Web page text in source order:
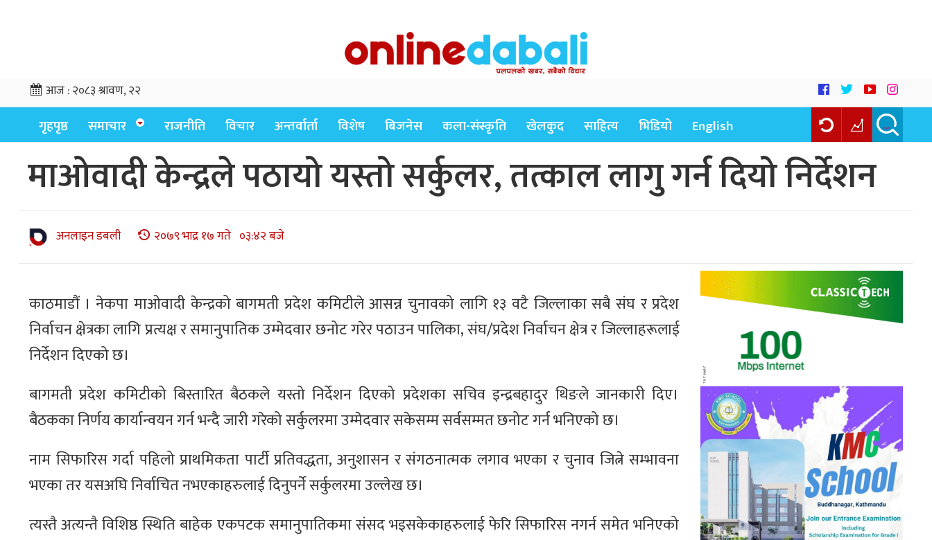
आज :२०८३ श्रावण, २२
गृहपृष्ठ समाचार राजनीति विचार अन्तर्वार्ता विशेष बिजनेस कला-संस्कृति खेलकुद साहित्य भिडियो English
माओवादी केन्द्रले पठायो यस्तो सर्कुलर, तत्काल लागु गर्न दियो निर्देशन
अनलाइन डबली २०७९ भाद्र १७ गते ०३:४२ बजे
काठमाडौं । नेकपा माओवादी केन्द्रको बागमती प्रदेश कमिटीले आसन्न चुनावको लागि १३ वटै जिल्लाका सबै संघ र प्रदेश
निर्वाचन क्षेत्रका लागि प्रत्यक्ष र समानुपातिक उम्मेदवार छनोट गरेर पठाउन पालिका, संघ/प्रदेश निर्वाचन क्षेत्र र जिल्लाहरूलाई
निर्देशन दिएको छ।
बागमती प्रदेश कमिटीको बिस्तारित बैठकले यस्तो निर्देशन दिएको प्रदेशका सचिव इन्द्रबहादुर थिङले जानकारी दिए।
बैठकका निर्णय कार्यान्वयन गर्न भन्दै जारी गरेको सर्कुलरमा उम्मेदवार सकेसम्म सर्वसम्मत छनोट गर्न भनिएको छ।
नाम सिफारिस गर्दा पहिलो प्राथमिकता पार्टी प्रतिवद्धता, अनुशासन र संगठनात्मक लगाव भएका र चुनाव जित्ने सम्भावना
भएका तर यसअघि निर्वाचित नभएकाहरुलाई दिनुपर्ने सर्कुलरमा उल्लेख छ।
त्यस्तै अत्यन्तै विशिष्ठ स्थिति बाहेक एकपटक समानुपातिकमा संसद भइसकेकाहरुलाई फेरि सिफारिस नगर्न समेत भनिएको